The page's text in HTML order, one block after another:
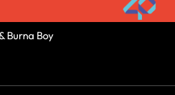
Burna Boy